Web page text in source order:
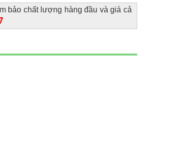
bảo chất lượng hàng đầu và giá cả